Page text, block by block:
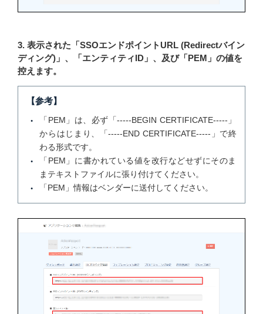
3. 表示された「SSOエンドポイントURL (Redirectバイン
ディング)」、「エンティティID」、及び「PEM」の値を
控えます。
【参考】
「PEM」は、必ず「-----BEGIN CERTIFICATE-----」
からはじまり、「-----END CERTIFICATE-----」で終
わる形式です。
「PEM」に書かれている値を改行などせずにそのま
まテキストファイルに張り付けてください。
「PEM」情報はベンダーに送付してください。